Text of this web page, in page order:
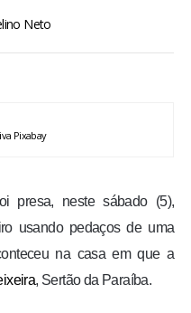
Neto
Pixabay
presa, neste sábado (5),
usando pedaços de uma
na casa em que a
, Sertão da Paraíba.